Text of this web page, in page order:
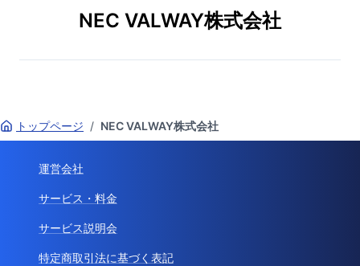
NEC VALWAY株式会社
トップページ / NEC VALWAY株式会社
運営会社
サービス・料金
サービス説明会
特定商取引法に基づく表記